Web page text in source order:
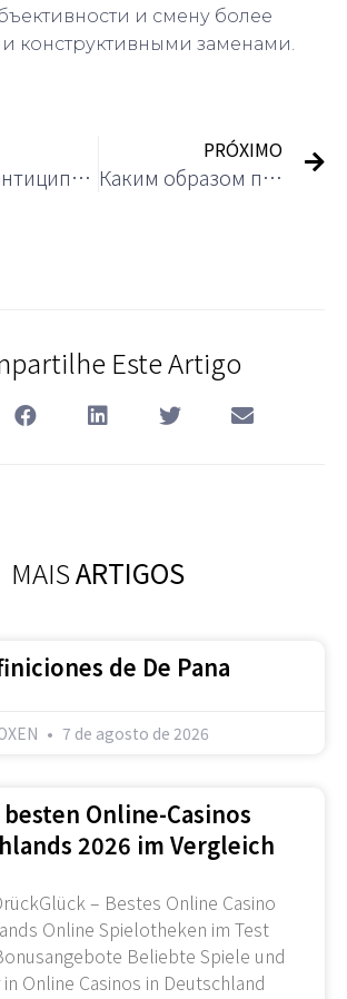
и смену более
конструктивными заменами.
Почему антиципация победы увеличивает самоуверенность
PRÓXIMO
Каким образом переживания повышают ощущение участия
Este Artigo
MAISARTIGOS
de De Pana
7 de agosto de 2026
besten Online-Casinos
2026 im Vergleich
– Bestes Online Casino
Online Spielotheken im Test
Beliebte Spiele und
Online Casinos in Deutschland